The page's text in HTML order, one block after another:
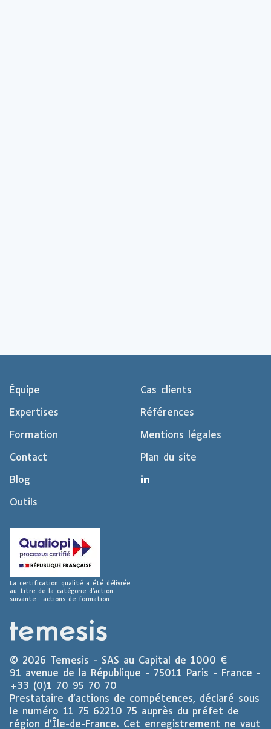
Équipe
Expertises
Formation
Contact
Blog
Outils
Cas clients
Références
Mentions légales
Plan du site
Linkedin
La certification qualité a été délivrée
au titre de la catégorie d’action
suivante : actions de formation.
Temesis
© 2026 Temesis - SAS au Capital de 1000 €
91 avenue de la République - 75011 Paris - France -
+33 (0)1 70 95 70 70
Prestataire d’actions de compétences, déclaré sous
le numéro 11 75 62210 75 auprès du préfet de
région d’Île-de-France. Cet enregistrement ne vaut